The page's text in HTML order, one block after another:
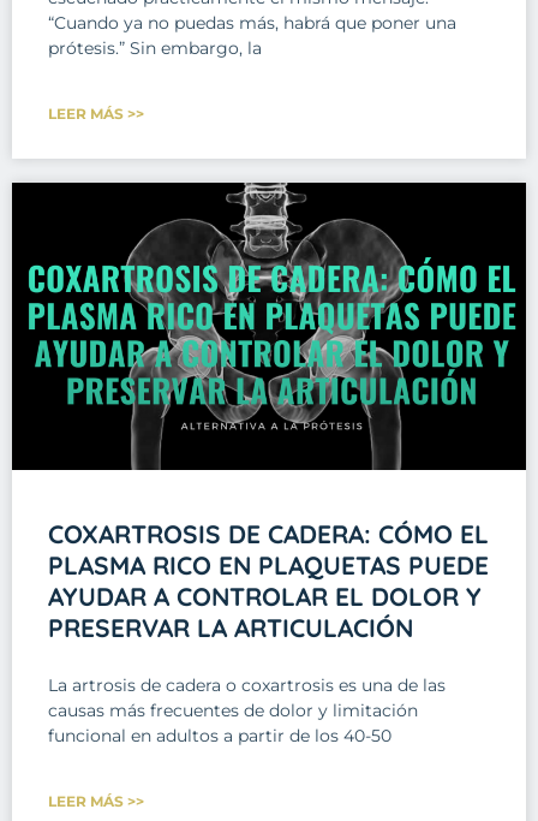
“Cuando ya no puedas más, habrá que poner una
prótesis.” Sin embargo, la
LEER MÁS >>
COXARTROSIS DE CADERA: CÓMO EL
PLASMA RICO EN PLAQUETAS PUEDE
AYUDAR A CONTROLAR EL DOLOR Y
PRESERVAR LA ARTICULACIÓN
La artrosis de cadera o coxartrosis es una de las
causas más frecuentes de dolor y limitación
funcional en adultos a partir de los 40-50
LEER MÁS >>